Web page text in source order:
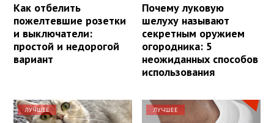
Как отбелить
пожелтевшие розетки
и выключатели:
простой и недорогой
вариант
Почему луковую
шелуху называют
секретным оружием
огородника: 5
неожиданных способов
использования
ЛУЧШЕЕ ЛУЧШЕЕ